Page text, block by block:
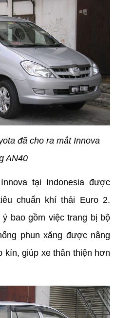
đã cho ra mắt Innova
AN40
tại Indonesia được
chuẩn khí thải Euro 2.
bao gồm việc trang bị bộ
phun xăng được nâng
kín, giúp xe thân thiện hơn